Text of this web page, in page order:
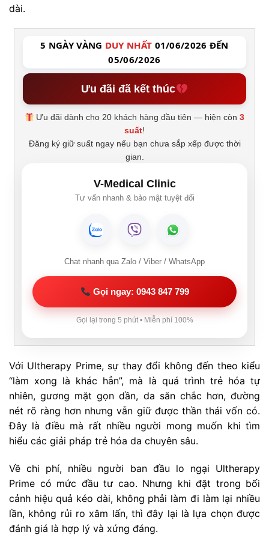
dài.
5 NGÀY VÀNG DUY NHẤT 01/06/2026 ĐẾN
05/06/2026
Ưu đãi đã kết thúc
Ưu đãi dành cho 20 khách hàng đầu tiên — hiện còn3
suất!
Đăng ký giữ suất ngay nếu bạn chưa sắp xếp được thời
gian.
V-Medical Clinic
Tư vấn nhanh & bảo mật tuyệt đối
Chat nhanh qua Zalo / Viber / WhatsApp
Gọi ngay: 0943 847 799
Gọi lại trong 5 phút • Miễn phí 100%
Với Ultherapy Prime, sự thay đổi không đến theo kiểu
“làm xong là khác hẳn”, mà là quá trình trẻ hóa tự
nhiên, gương mặt gọn dần, da săn chắc hơn, đường
nét rõ ràng hơn nhưng vẫn giữ được thần thái vốn có.
Đây là điều mà rất nhiều người mong muốn khi tìm
hiểu các giải pháp trẻ hóa da chuyên sâu.
Về chi phí, nhiều người ban đầu lo ngại Ultherapy
Prime có mức đầu tư cao. Nhưng khi đặt trong bối
cảnh hiệu quả kéo dài, không phải làm đi làm lại nhiều
lần, không rủi ro xâm lấn, thì đây lại là lựa chọn được
đánh giá là hợp lý và xứng đáng.